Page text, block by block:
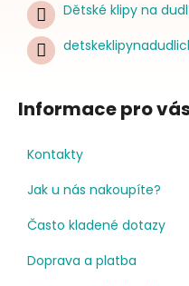
Dětské klipy na
Informace pro
Kontakty
Jak u nás nakoupíte?
Často kladené dotazy
Doprava a platba